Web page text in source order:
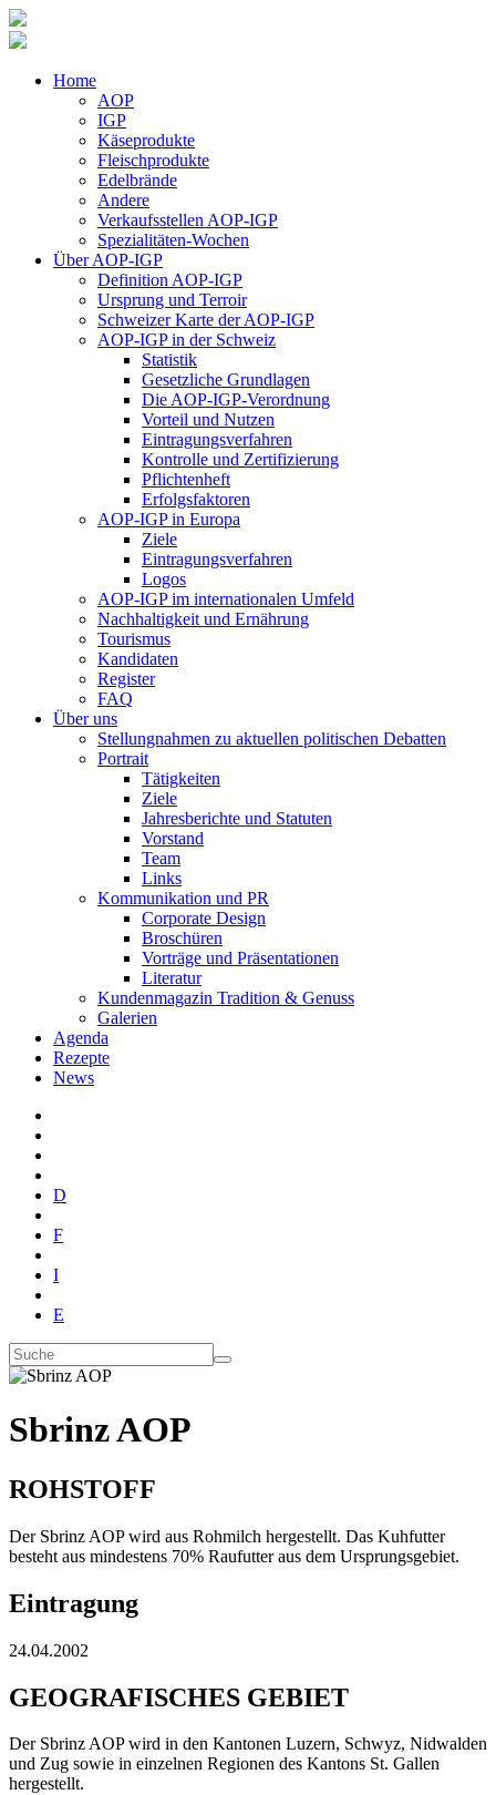
Home
AOP
IGP
Käseprodukte
Fleischprodukte
Edelbrände
Andere
Verkaufsstellen AOP-IGP
Spezialitäten-Wochen
Über AOP-IGP
Definition AOP-IGP
Ursprung und Terroir
Schweizer Karte der AOP-IGP
AOP-IGP in der Schweiz
Statistik
Gesetzliche Grundlagen
Die AOP-IGP-Verordnung
Vorteil und Nutzen
Eintragungsverfahren
Kontrolle und Zertifizierung
Pflichtenheft
Erfolgsfaktoren
AOP-IGP in Europa
Ziele
Eintragungsverfahren
Logos
AOP-IGP im internationalen Umfeld
Nachhaltigkeit und Ernährung
Tourismus
Kandidaten
Register
FAQ
Über uns
Stellungnahmen zu aktuellen politischen Debatten
Portrait
Tätigkeiten
Ziele
Jahresberichte und Statuten
Vorstand
Team
Links
Kommunikation und PR
Corporate Design
Broschüren
Vorträge und Präsentationen
Literatur
Kundenmagazin Tradition & Genuss
Galerien
Agenda
Rezepte
News
D
F
I
E
Sbrinz AOP
ROHSTOFF
Der Sbrinz AOP wird aus Rohmilch hergestellt. Das Kuhfutter
besteht aus mindestens 70% Raufutter aus dem Ursprungsgebiet.
Eintragung
24.04.2002
GEOGRAFISCHES GEBIET
Der Sbrinz AOP wird in den Kantonen Luzern, Schwyz, Nidwalden
und Zug sowie in einzelnen Regionen des Kantons St. Gallen
hergestellt.